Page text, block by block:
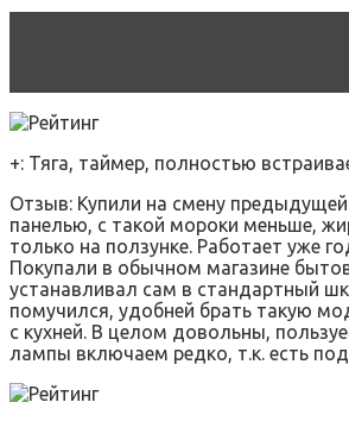
+: Тяга, таймер, полностью
Отзыв: Купили на смену
панелью, с такой мороки меньше,
только на ползунке. Работает уже
Покупали в обычном магазине
устанавливал сам в стандартный
помучился, удобней брать такую
с кухней. В целом довольны,
лампы включаем редко, т.к. есть